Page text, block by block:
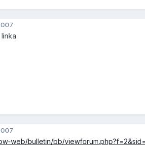
web/bulletin/bb/